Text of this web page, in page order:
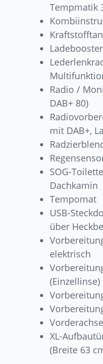
Tempmatik
Radio /
DAB+ 80)
mit DAB+,
SOG-
Dachkamin
Tempomat
USB-
über
elektrisch
(Einzellinse)
XL-
(Breite 63